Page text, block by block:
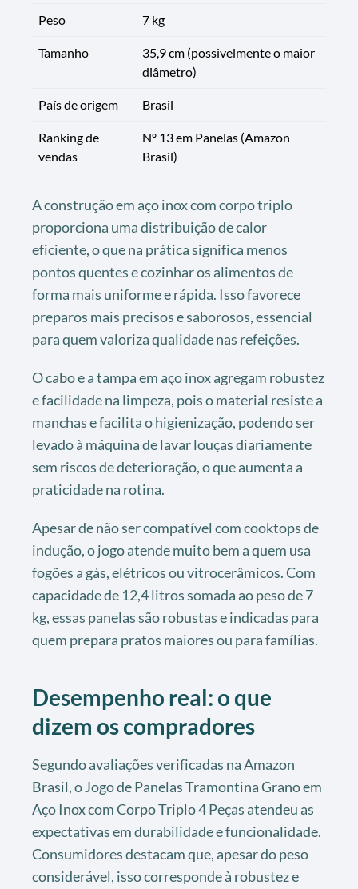
Peso 7 kg
Tamanho
35,9 cm (possivelmente o maior
diâmetro)
País de origem Brasil
Ranking de
vendas
Nº 13 em Panelas (Amazon
Brasil)
A construção em aço inox com corpo triplo
proporciona uma distribuição de calor
eficiente, o que na prática significa menos
pontos quentes e cozinhar os alimentos de
forma mais uniforme e rápida. Isso favorece
preparos mais precisos e saborosos, essencial
para quem valoriza qualidade nas refeições.
O cabo e a tampa em aço inox agregam robustez
e facilidade na limpeza, pois o material resiste a
manchas e facilita o higienização, podendo ser
levado à máquina de lavar louças diariamente
sem riscos de deterioração, o que aumenta a
praticidade na rotina.
Apesar de não ser compatível com cooktops de
indução, o jogo atende muito bem a quem usa
fogões a gás, elétricos ou vitrocerâmicos. Com
capacidade de 12,4 litros somada ao peso de 7
kg, essas panelas são robustas e indicadas para
quem prepara pratos maiores ou para famílias.
Desempenho real: o que
dizem os compradores
Segundo avaliações verificadas na Amazon
Brasil, o Jogo de Panelas Tramontina Grano em
Aço Inox com Corpo Triplo 4 Peças atendeu as
expectativas em durabilidade e funcionalidade.
Consumidores destacam que, apesar do peso
considerável, isso corresponde à robustez e